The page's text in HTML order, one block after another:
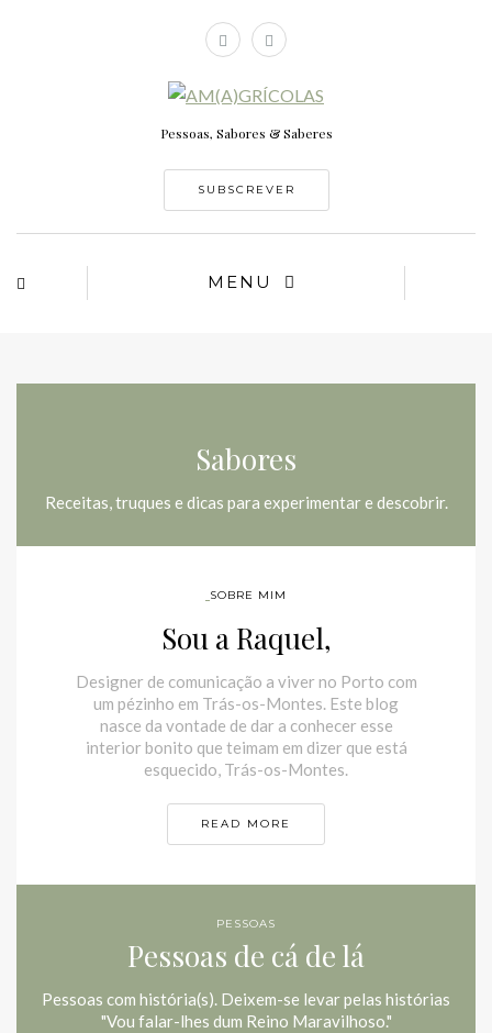
Pessoas, Sabores & Saberes
SUBSCREVER
MENU
Sabores
Receitas, truques e dicas para experimentar e descobrir.
SOBRE MIM
Sou a Raquel,
Designer de comunicação a viver no Porto com
um pézinho em Trás-os-Montes. Este blog
nasce da vontade de dar a conhecer esse
interior bonito que teimam em dizer que está
esquecido, Trás-os-Montes.
READ MORE
PESSOAS
Pessoas de cá de lá
Pessoas com história(s). Deixem-se levar pelas histórias
"Vou falar-lhes dum Reino Maravilhoso."